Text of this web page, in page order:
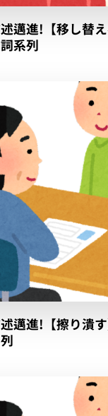
邁進!【移し替
系列
邁進!【擦り潰す